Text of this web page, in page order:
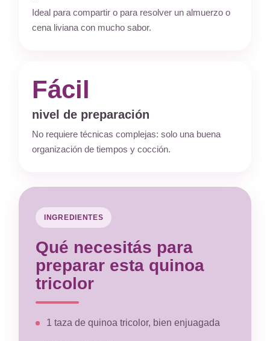
Ideal para compartir o para resolver un almuerzo o
cena liviana con mucho sabor.
Fácil
nivel de preparación
No requiere técnicas complejas: solo una buena
organización de tiempos y cocción.
INGREDIENTES
Qué necesitás para
preparar esta quinoa
tricolor
1 taza de quinoa tricolor, bien enjuagada
.... COMPRAR